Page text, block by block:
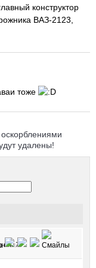
конструктор
ВАЗ-2123,
тоже
удалены!